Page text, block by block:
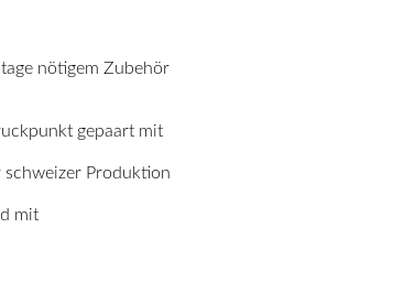
nötigem Zubehör
gepaart mit
schweizer Produktion
mit